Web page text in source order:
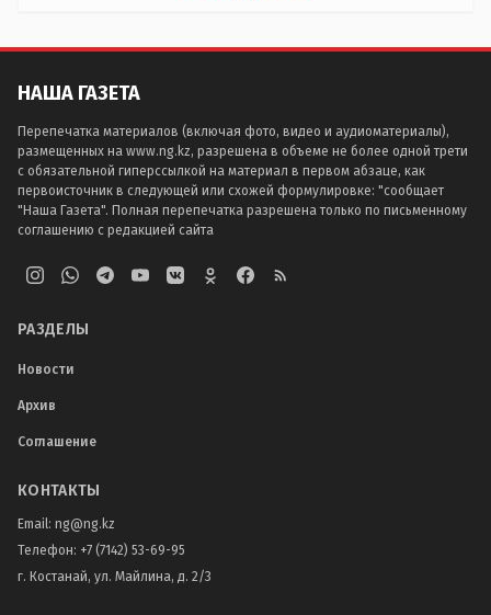
НАША ГАЗЕТА
Перепечатка материалов (включая фото, видео и аудиоматериалы),
размещенных на www.ng.kz, разрешена в объеме не более одной трети
с обязательной гиперссылкой на материал в первом абзаце, как
первоисточник в следующей или схожей формулировке: "сообщает
"Наша Газета". Полная перепечатка разрешена только по письменному
соглашению с редакцией сайта
РАЗДЕЛЫ
Новости
Архив
Соглашение
КОНТАКТЫ
Email: ng@ng.kz
Телефон: +7 (7142) 53-69-95
г. Костанай, ул. Майлина, д. 2/3